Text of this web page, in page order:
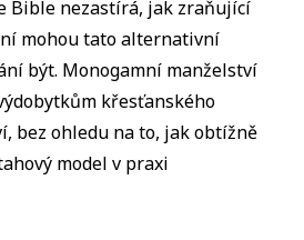
Bible nezastírá, jak zraňující
mohou tato alternativní
být. Monogamní manželství
křesťanského
bez ohledu na to, jak obtížně
model v praxi